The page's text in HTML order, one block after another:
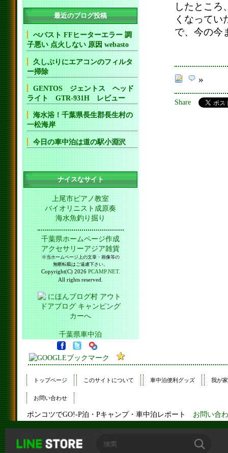
したところ
くなってい
で、今の今
»
Share «
最近のブログ投稿
べバスト FFヒーターエラー 調
子悪い 点火しない 原因 webasto
久しぶりにエアコンのフィルタ
ー掃除
GENTOS ジェントス ヘッド
ライト GTR-931H レビュー
海水浴！千葉県長生郡長生村の
一松海岸
今日の車中泊は道の駅小淵沢
ナイスなサイト
上尾市ピアノ教室
バイオリニスト成原奏
海水魚釣り掘り
千葉県ホームページ作成
アクセサリーアジア雑貨
※当ホームページ上の文章・画像等の
無断転載はご遠慮下さい。
Copyright(C) 2026 PCAMP.NET.
All rights reserved.
千葉県車中泊
トップページ このサイトについて 車中泊便利グッズ 我が
お問い合わせ
ポンコツでGO!-P泊・Pキャンプ・車中泊レポート お問い合